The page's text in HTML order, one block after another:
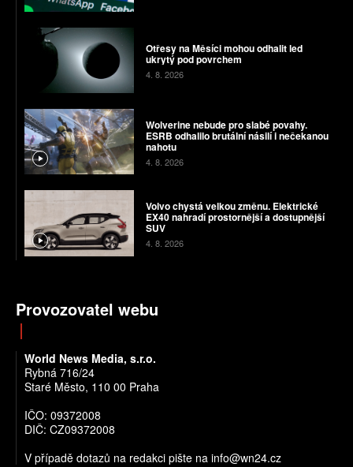
Otřesy na Měsíci mohou odhalit led
ukrytý pod povrchem
4. 8. 2026
Wolverine nebude pro slabé povahy.
ESRB odhalilo brutální násilí i nečekanou
nahotu
4. 8. 2026
Volvo chystá velkou změnu. Elektrické
EX40 nahradí prostornější a dostupnější
SUV
4. 8. 2026
Provozovatel webu
World News Media, s.r.o.
Rybná 716/24
Staré Město, 110 00 Praha
IČO: 09372008
DIČ: CZ09372008
V případě dotazů na redakci pište na info@wn24.cz